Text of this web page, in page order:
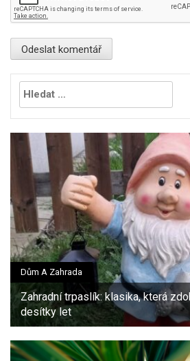
Vyhledávání
Dům A Zahrada
Zahradní trpaslík: klasika, která
desítky let